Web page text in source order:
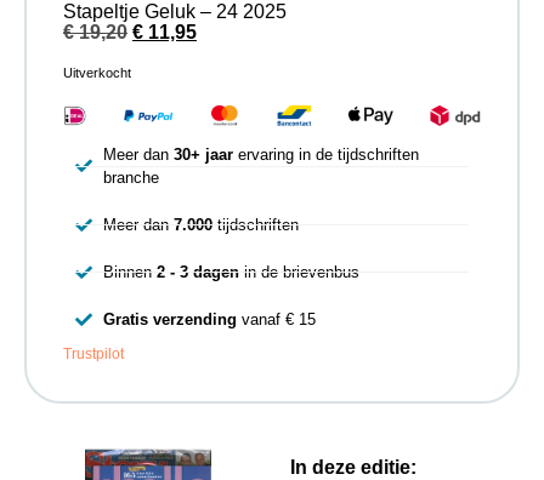
In deze editie:
Stapeltje Geluk – 24 2025
€19,20 € 11,95
Uitverkocht
Meer dan 30+ jaarervaring in de tijdschriften
branche
Meer dan 7.000tijdschriften
Binnen 2 - 3 dagenin de brievenbus
Gratis verzending vanaf € 15
Trustpilot